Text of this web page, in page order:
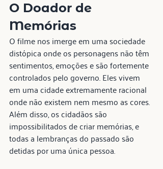
O Doador de
Memórias
O filme nos imerge em uma sociedade
distópica onde os personagens não têm
sentimentos, emoções e são fortemente
controlados pelo governo. Eles vivem
em uma cidade extremamente racional
onde não existem nem mesmo as cores.
Além disso, os cidadãos são
impossibilitados de criar memórias, e
todas a lembranças do passado são
detidas por uma única pessoa.